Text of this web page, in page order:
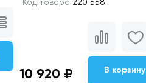
10 920 ₽ В корзину